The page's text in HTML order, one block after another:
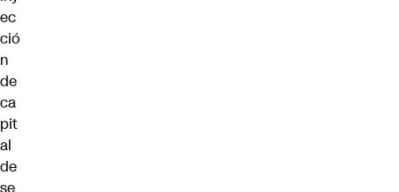
ec
ció
n
de
ca
pit
al
de